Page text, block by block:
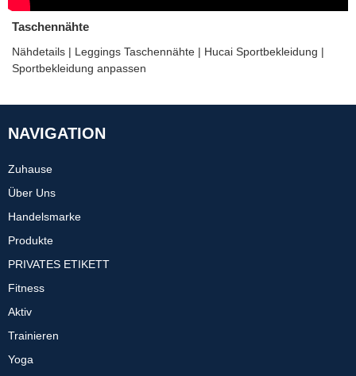
Taschennähte
Nähdetails | Leggings Taschennähte | Hucai Sportbekleidung |
Sportbekleidung anpassen
NAVIGATION
Zuhause
Über Uns
Handelsmarke
Produkte
PRIVATES ETIKETT
Fitness
Aktiv
Trainieren
Yoga